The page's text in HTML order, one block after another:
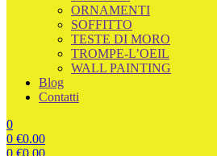
ORNAMENTI
SOFFITTO
TESTE DI MORO
TROMPE-L’OEIL
WALL PAINTING
Blog
Contatti
0
0 €0.00